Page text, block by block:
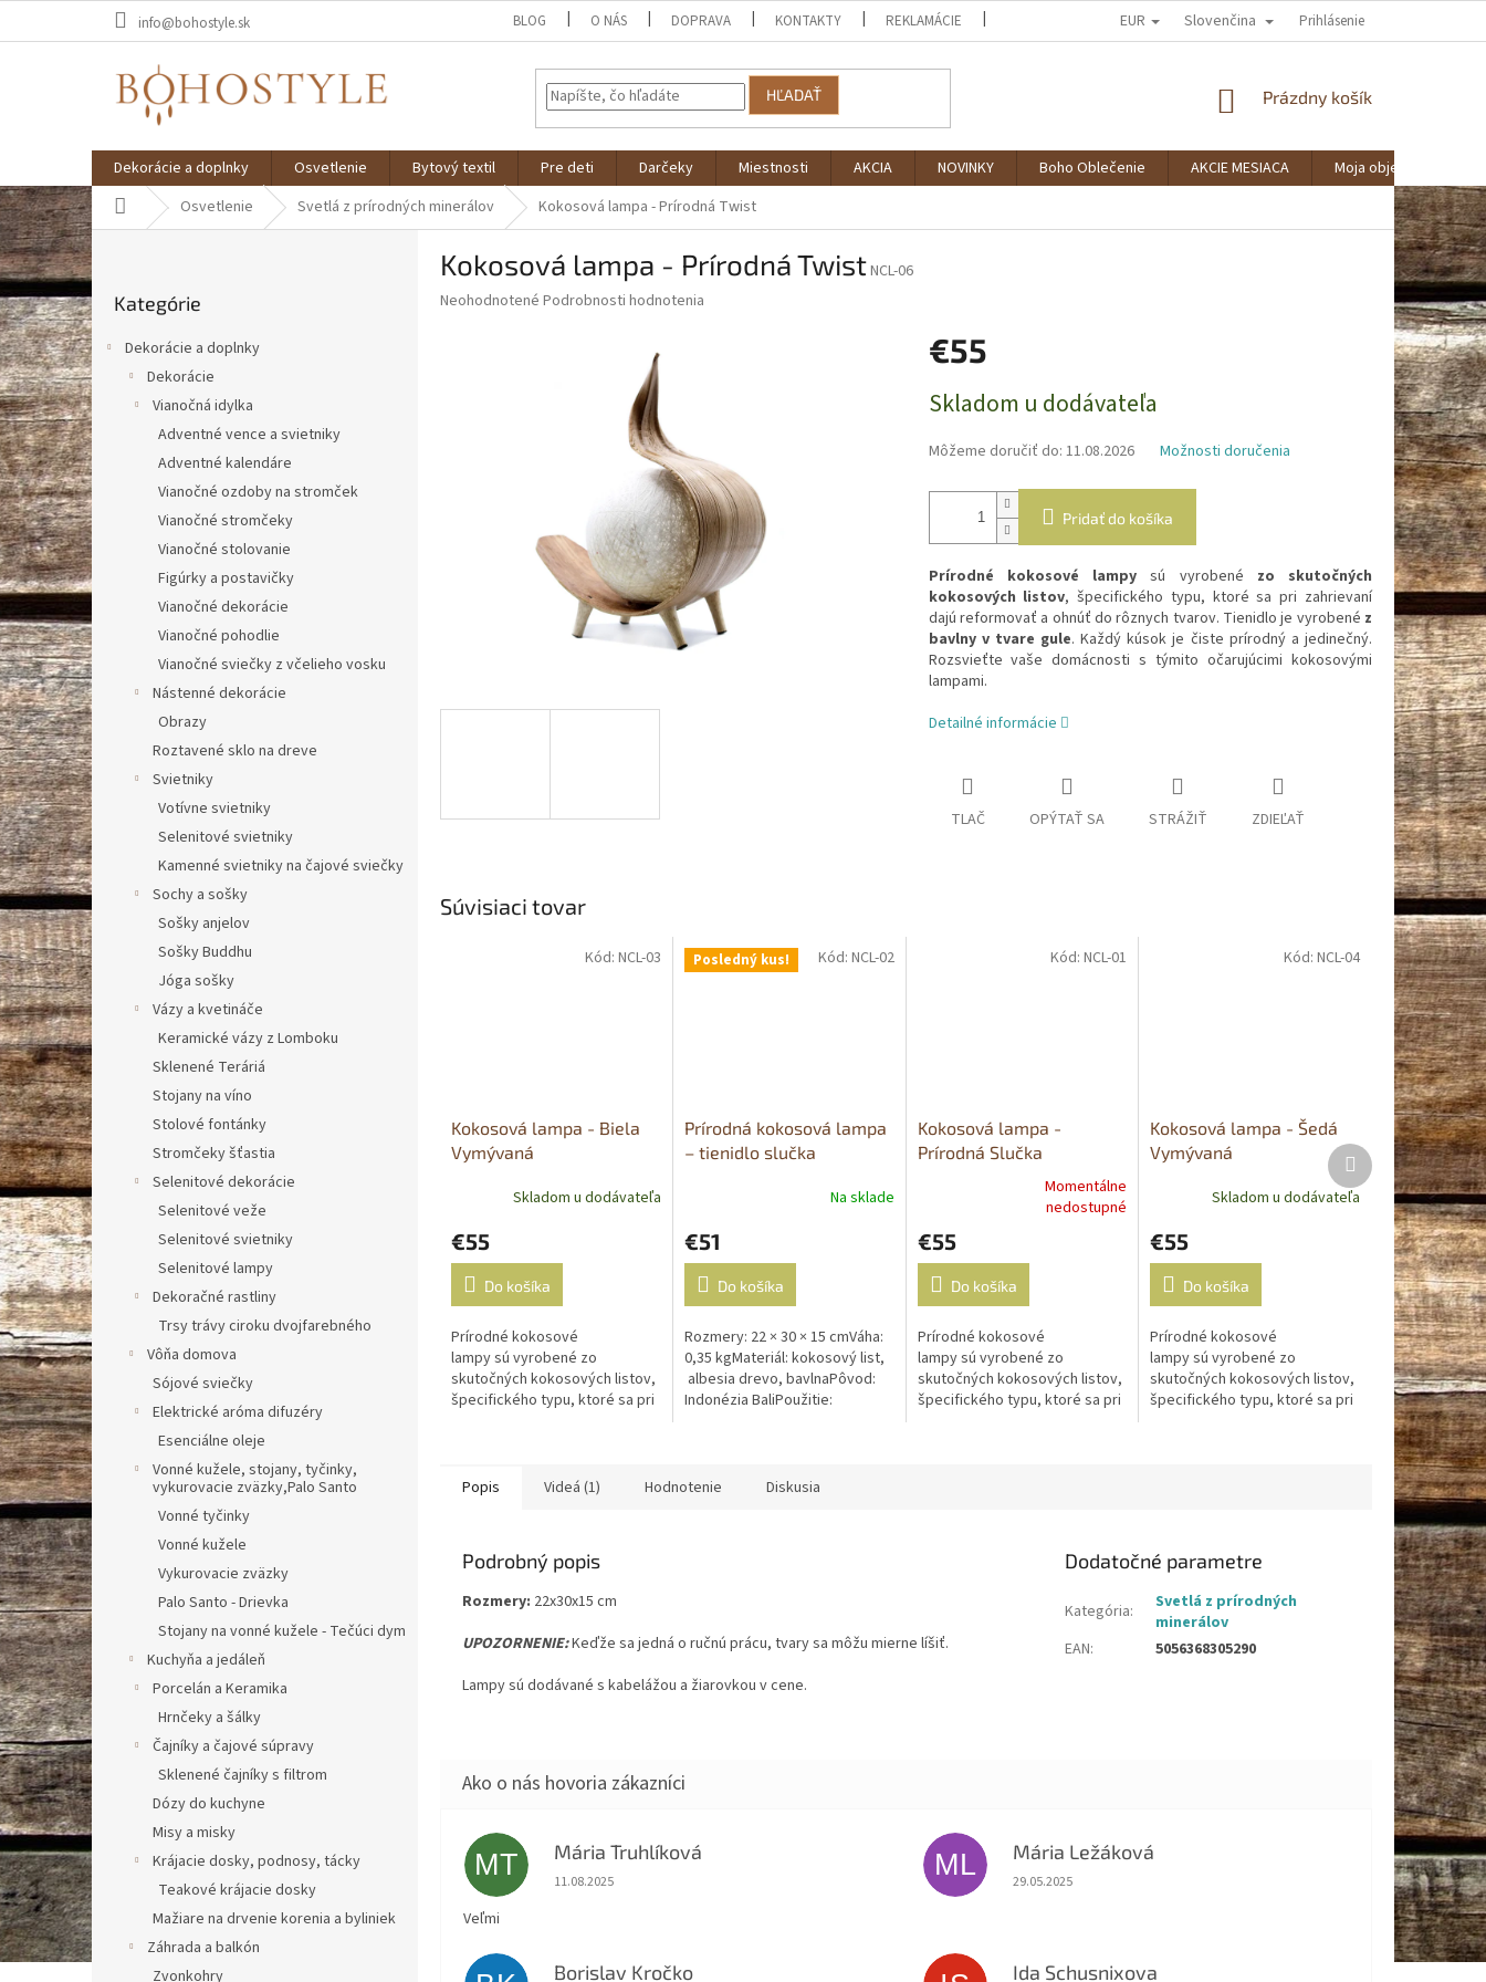
info@bohostyle.sk BLOG O NÁS DOPRAVA KONTAKTY REKLAMÁCIE SPOLUPRÁCA VERNOSTNÝ KLUB BOHOSTYLE
EUR Slovenčina Prihlásenie
HĽADAŤ
NÁKUPNÝ
Prázdny košík
Dekorácie a doplnky Osvetlenie Bytový textil Pre deti Darčeky Miestnosti AKCIA NOVINKY Boho Oblečenie AKCIE MESIACA
Moja objednávka
Domov Osvetlenie Svetlá z prírodných minerálov Kokosová lampa - Prírodná Twist
B
o
č
n
ý
p
a
n
e
l
kategórie
Kategórie
Dekorácie a doplnky
Dekorácie
Vianočná idylka
Adventné vence a svietniky
Adventné kalendáre
Vianočné ozdoby na stromček
Vianočné stromčeky
Vianočné stolovanie
Figúrky a postavičky
Vianočné dekorácie
Vianočné pohodlie
Vianočné sviečky z včelieho vosku
Nástenné dekorácie
Obrazy
Roztavené sklo na dreve
Svietniky
Votívne svietniky
Selenitové svietniky
Kamenné svietniky na čajové sviečky
Sochy a sošky
Sošky anjelov
Sošky Buddhu
Jóga sošky
Vázy a kvetináče
Keramické vázy z Lomboku
Sklenené Teráriá
Stojany na víno
Stolové fontánky
Stromčeky šťastia
Selenitové dekorácie
Selenitové veže
Selenitové svietniky
Selenitové lampy
Dekoračné rastliny
Trsy trávy ciroku dvojfarebného
Vôňa domova
Sójové sviečky
Elektrické aróma difuzéry
Esenciálne oleje
Vonné kužele, stojany, tyčinky,
vykurovacie zväzky,Palo Santo
Vonné tyčinky
Vonné kužele
Vykurovacie zväzky
Palo Santo - Drievka
Stojany na vonné kužele - Tečúci dym
Kuchyňa a jedáleň
Porcelán a Keramika
Hrnčeky a šálky
Čajníky a čajové súpravy
Sklenené čajníky s filtrom
Dózy do kuchyne
Misy a misky
Krájacie dosky, podnosy, tácky
Teakové krájacie dosky
Mažiare na drvenie korenia a byliniek
Záhrada a balkón
Zvonkohry
Kokosová lampa - Prírodná TwistNCL-06
Priemerné
Neohodnotené Podrobnosti hodnotenia
€55
cena:
Skladom u dodávateľa
Môžeme doručiť do: 11.08.2026 Možnosti doručenia
Pridať do košíka
Prírodné kokosové lampysú vyrobené zo skutočných
kokosových listov, špecifického typu, ktoré sa pri zahrievaní
dajú reformovať a ohnúť do rôznych tvarov. Tienidlo je vyrobené z
bavlny v tvare gule. Každý kúsok je čiste prírodný a jedinečný.
Rozsvieťte vaše domácnosti s týmito očarujúcimi kokosovými
lampami.
Detailné informácie
TLAČ OPÝTAŤ SA STRÁŽIŤ ZDIEĽAŤ
Súvisiaci tovar
Kokosová lampa - Biela
Vymývaná
Skladom u dodávateľa
€55
Do košíka
Prírodné kokosové
lampy sú vyrobené zo
skutočných kokosových listov,
špecifického typu, ktoré sa pri
Kód: NCL-03 Posledný kus!
Prírodná kokosová lampa
– tienidlo slučka
produktu
je
5,0
z
5
hviezdičiek.
Na sklade
€51
Do košíka
Rozmery: 22 × 30 × 15 cmVáha:
0,35 kgMateriál: kokosový list,
albesia drevo, bavlnaPôvod:
Indonézia BaliPoužitie:
Kód: NCL-02
Kokosová lampa -
Prírodná Slučka
produktu
je
5,0
z
5
hviezdičiek.
Momentálne
nedostupné
€55
Do košíka
Prírodné kokosové
lampy sú vyrobené zo
skutočných kokosových listov,
špecifického typu, ktoré sa pri
Kód:NCL-01
Kokosová lampa - Šedá
Vymývaná
Skladom u dodávateľa
€55
Do košíka
Prírodné kokosové
lampy sú vyrobené zo
skutočných kokosových listov,
špecifického typu, ktoré sa pri
Kód: NCL-04
Ďalší
produkt
Popis Videá (1) Hodnotenie Diskusia
Podrobný popis
Rozmery: 22x30x15 cm
UPOZORNENIE:Keďže sa jedná o ručnú prácu, tvary sa môžu mierne líšiť.
Lampy sú dodávané s kabelážou a žiarovkou v cene.
Dodatočné parametre
Kategória:
Svetlá z prírodných
minerálov
EAN: 5056368305290
MT Mária Truhlíková
Hodnotenie obchodu je 5 z 5 hviezdičiek.
11.08.2025
Veľmi
ML Mária Ležáková
Hodnotenie obchodu je 5 z 5 hviezdičiek.
29.05.2025
Borislav Kročko Ida Schusnixova